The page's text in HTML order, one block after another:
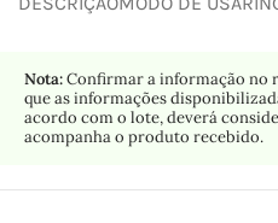
Nota:Confirmar a informação no
que as informações
acordo com o lote, deverá
acompanha o produto recebido.